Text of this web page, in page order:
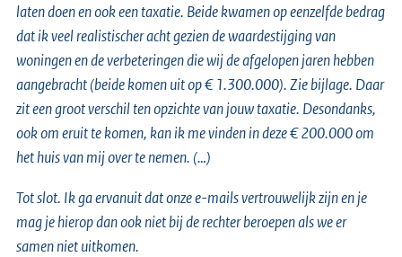
laten doen en ook een taxatie. Beide kwamen op eenzelfde bedrag
dat ik veel realistischer acht gezien de waardestijging van
woningen en de verbeteringen die wij de afgelopen jaren hebben
aangebracht (beide komen uit op € 1.300.000). Zie bijlage. Daar
zit een groot verschil ten opzichte van jouw taxatie. Desondanks,
ook om eruit te komen, kan ik me vinden in deze € 200.000 om
het huis van mij over te nemen. (…)
Tot slot. Ik ga ervanuit dat onze e-mails vertrouwelijk zijn en je
mag je hierop dan ook niet bij de rechter beroepen als we er
samen niet uitkomen.